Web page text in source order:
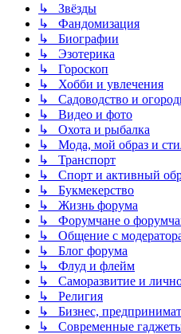
↳ Звёзды
↳ Фандомизация
↳ Биографии
↳ Эзотерика
↳ Гороскоп
↳ Хобби и увлечения
↳ Садоводство и
↳ Видео и фото
↳ Охота и рыбалка
↳ Мода, мой образ и
↳ Транспорт
↳ Спорт и активный
↳ Букмекерство
↳ Жизнь форума
↳ Форумчане о
↳ Общение с
↳ Блог форума
↳ Флуд и флейм
↳ Саморазвитие и
↳ Религия
↳ Бизнес,
↳ Современные